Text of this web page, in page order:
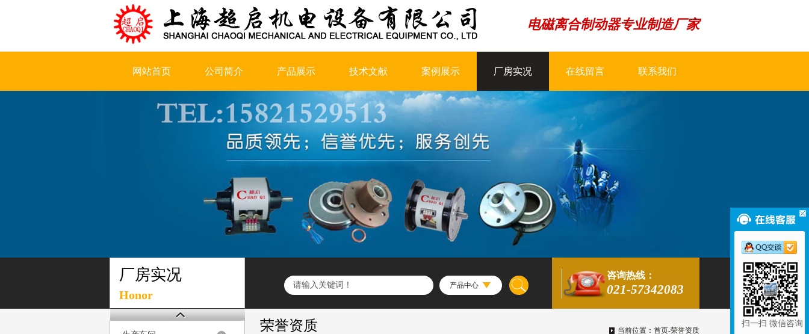
电磁离合制动器专业制造厂家
网站首页 公司简介 产品展示 技术文献 案例展示 厂房实况 在线留言 联系我们
厂房实况
Honor
产品中心
咨询热线：
021-57342083
荣誉资质 当前位置： 首页-荣誉资质
扫一扫 微信咨询